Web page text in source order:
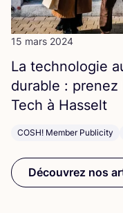
15 mars 2024
La tech­no­lo­gie
durable : pre­nez
Tech à Hasselt
COSH! Member Publicity
Découvrez nos